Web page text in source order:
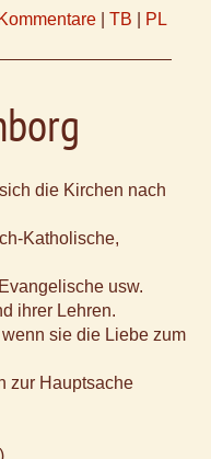
Kommentare TB PL
die Kirchen nach
Katholische,
usw.
ihrer Lehren.
sie die Liebe zum
zur Hauptsache